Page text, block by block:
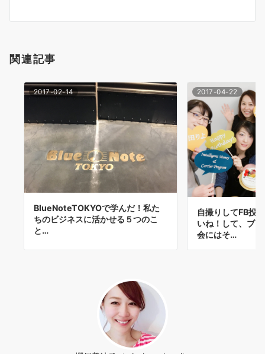
シ
ン
関連記事
2017-02-14
BlueNoteTOKYOで学んだ！私た
ちのビジネスに活かせる５つのこ
と…
2017-04-22
自撮りしてFB投
いね！して、ブ
会にはそ…